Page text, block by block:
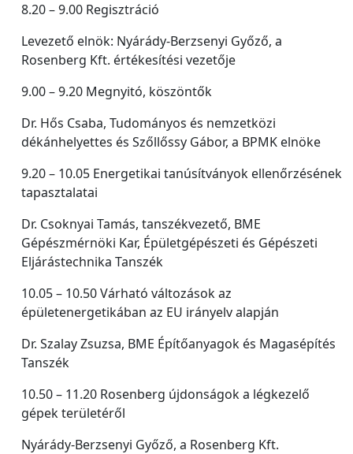
8.20 – 9.00 Regisztráció
Levezető elnök: Nyárády-Berzsenyi Győző, a
Rosenberg Kft. értékesítési vezetője
9.00 – 9.20 Megnyitó, köszöntők
Dr. Hős Csaba, Tudományos és nemzetközi
dékánhelyettes és Szőllőssy Gábor, a BPMK elnöke
9.20 – 10.05 Energetikai tanúsítványok ellenőrzésének
tapasztalatai
Dr. Csoknyai Tamás, tanszékvezető, BME
Gépészmérnöki Kar, Épületgépészeti és Gépészeti
Eljárástechnika Tanszék
10.05 – 10.50 Várható változások az
épületenergetikában az EU irányelv alapján
Dr. Szalay Zsuzsa, BME Építőanyagok és Magasépítés
Tanszék
10.50 – 11.20 Rosenberg újdonságok a légkezelő
gépek területéről
Nyárády-Berzsenyi Győző, a Rosenberg Kft.